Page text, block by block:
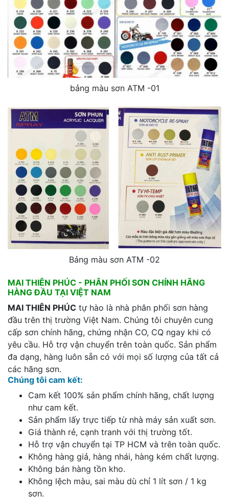
bảng màu sơn ATM -01
Bảng màu sơn ATM -02
MAI THIÊN PHÚC - PHÂN PHỐI SƠN CHÍNH HÃNG
HÀNG ĐẦU TẠI VIỆT NAM
MAI THIÊN PHÚC tự hào là nhà phân phối sơn hàng
đầu trên thị trường Việt Nam. Chúng tôi chuyên cung
cấp sơn chính hãng, chứng nhận CO, CQ ngay khi có
yêu cầu. Hỗ trợ vận chuyển trên toàn quốc. Sản phẩm
đa dạng, hàng luôn sẵn có với mọi số lượng của tất cả
các hãng sơn.
Chúng tôi cam kết:
Cam kết 100% sản phẩm chính hãng, chất lượng
như cam kết.
Sản phẩm lấy trực tiếp từ nhà máy sản xuất sơn.
Giá thành rẻ, cạnh tranh với thị trường tốt.
Hỗ trợ vận chuyển tại TP HCM và trên toàn quốc.
Không hàng giả, hàng nhái, hàng kém chất lượng.
Không bán hàng tồn kho.
Không lệch màu, sai màu dù chỉ 1 lít sơn / 1 kg
sơn.